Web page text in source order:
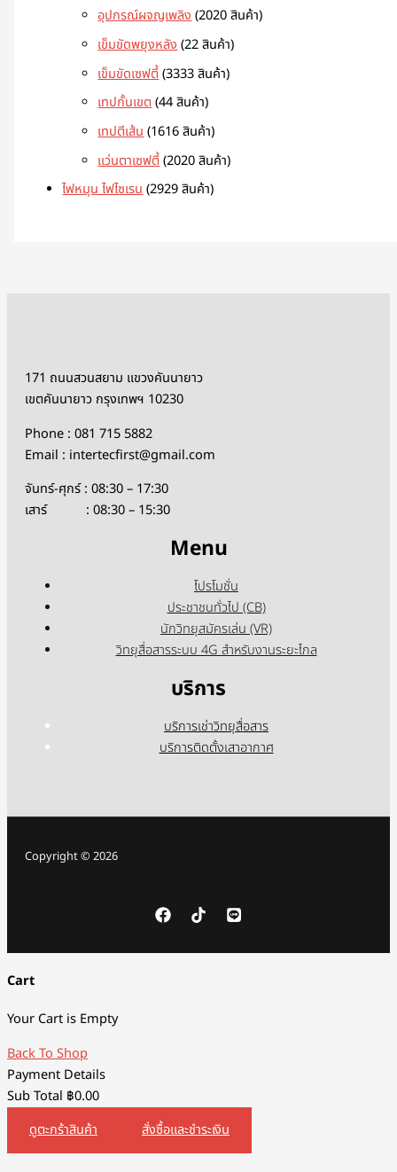
อุปกรณ์ผจญเพลิง 2020 สินค้า
เข็มขัดพยุงหลัง 22 สินค้า
เข็มขัดเซฟตี้ 3333 สินค้า
เทปกั้นเขต 44 สินค้า
เทปตีเส้น 1616 สินค้า
แว่นตาเซฟตี้ 2020 สินค้า
ไฟหมุน ไฟไซเรน 2929 สินค้า
171 ถนนสวนสยาม แขวงคันนายาว
เขตคันนายาว กรุงเทพฯ 10230
Phone : 081 715 5882
Email : intertecfirst@gmail.com
จันทร์-ศุกร์ : 08:30 – 17:30
เสาร์ : 08:30 – 15:30
Menu
โปรโมชั่น
ประชาชนทั่วไป (CB)
นักวิทยุสมัครเล่น (VR)
วิทยุสื่อสารระบบ 4G สำหรับงานระยะไกล
บริการ
บริการเช่าวิทยุสื่อสาร
บริการติดตั้งเสาอากาศ
Copyright © 2026
Cart
Your Cart is Empty
Back To Shop
Payment Details
Sub Total ฿0.00
ดูตะกร้าสินค้า
สั่งซื้อและชำระเงิน